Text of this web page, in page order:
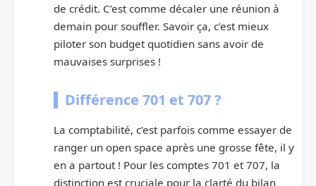
de crédit. C’est comme décaler une réunion à
demain pour souffler. Savoir ça, c’est mieux
piloter son budget quotidien sans avoir de
mauvaises surprises !
Différence 701 et 707 ?
La comptabilité, c’est parfois comme essayer de
ranger un open space après une grosse fête, il y
en a partout ! Pour les comptes 701 et 707, la
distinction est cruciale pour la clarté du bilan